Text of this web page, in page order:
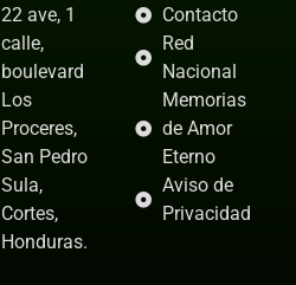
22 ave, 1
calle,
boulevard
Los
Proceres,
San Pedro
Sula,
Cortes,
Honduras.
Contacto
Red
Nacional
Memorias
de Amor
Eterno
Aviso de
Privacidad